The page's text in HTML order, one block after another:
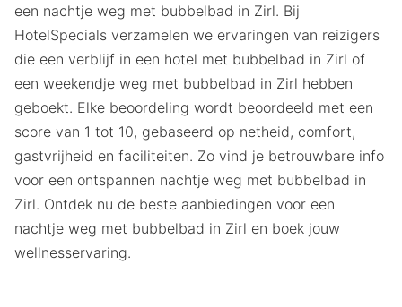
een nachtje weg met bubbelbad in Zirl. Bij
HotelSpecials verzamelen we ervaringen van reizigers
die een verblijf in een hotel met bubbelbad in Zirl of
een weekendje weg met bubbelbad in Zirl hebben
geboekt. Elke beoordeling wordt beoordeeld met een
score van 1 tot 10, gebaseerd op netheid, comfort,
gastvrijheid en faciliteiten. Zo vind je betrouwbare info
voor een ontspannen nachtje weg met bubbelbad in
Zirl. Ontdek nu de beste aanbiedingen voor een
nachtje weg met bubbelbad in Zirl en boek jouw
wellnesservaring.